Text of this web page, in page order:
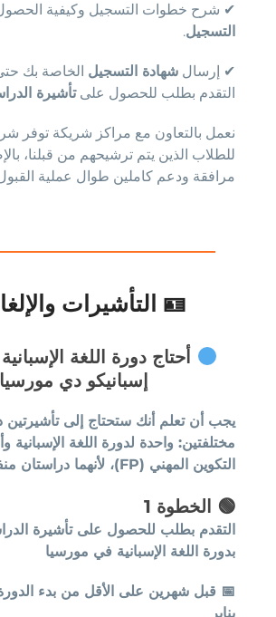
✔ شرح خطوات التسجيل وكيفية
التسجيل.
✔ إرسال شهادة التسجيلالخاصة بك
التقدم بطلب للحصول على تأشيرة
نعمل بالتعاون مع مراكز شريكة توفر
للطلاب الذين يتم ترشيحهم من قبلنا،
مرافقة ودعم كاملين طوال عملية
🪪 التأشيرات والإلغاءات
أحتاج دورة اللغة
إسبانيكو دي مورسيا
يجب أن تعلم أنك ستحتاج إلى تأشيرتين
مختلفتين: واحدة لدورة اللغة الإسبانية
التكوين المهني (FP)، لأنهما دراستان منفصلتان.
🟢 الخطوة 1
التقدم بطلب للحصول على تأشيرة
بدورة اللغة الإسبانية في مورسيا
📅قبل شهرين على الأقل من بدء
يناير